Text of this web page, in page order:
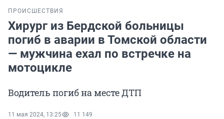
ПРОИСШЕСТВИЯ
Хирург из Бердской больницы
погиб в аварии в Томской области
— мужчина ехал по встречке на
мотоцикле
Водитель погиб на месте ДТП
11 мая 2024, 13:25 11 149